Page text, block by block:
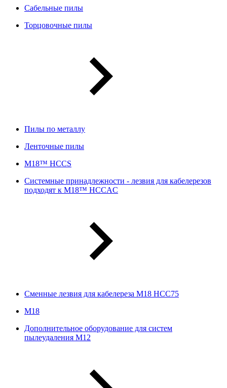
Сабельные пилы
Торцовочные пилы
Пилы по металлу
Ленточные пилы
M18™ HCCS
Системные принадлежности - лезвия для кабелерезов
подходят к M18™ HCCAC
Сменные лезвия для кабелереза M18 HCC75
М18
Дополнительное оборудование для систем
пылеудаления М12